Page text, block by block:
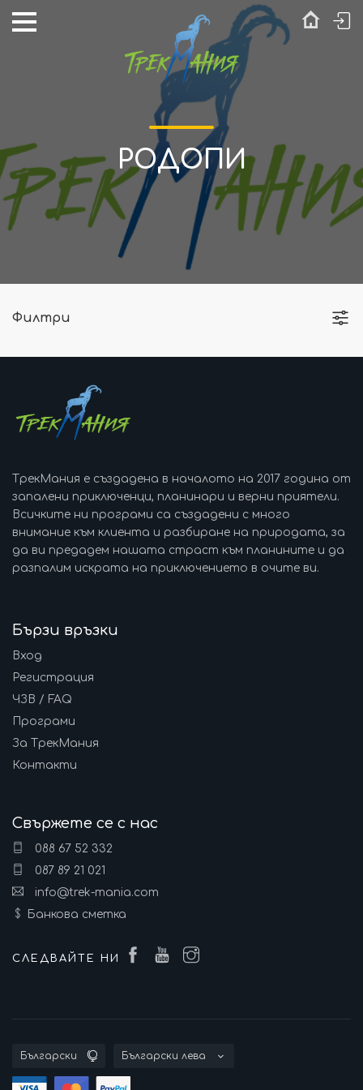
РОДОПИ
Филтри
ТрекМания е създадена в началото на 2017 година от
запалени приключенци, планинари и верни приятели.
Всичките ни програми са създадени с много
внимание към клиента и разбиране на природата, за
да ви предадем нашата страст към планините и да
разпалим искрата на приключението в очите ви.
Бързи връзки
Вход
Регистрация
ЧЗВ / FAQ
Програми
За ТрекМания
Контакти
Свържете се с нас
088 67 52 332
087 89 21 021
info@trek-mania.com
Банкова сметка
СЛЕДВАЙТЕ НИ